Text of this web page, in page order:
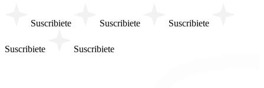
Suscribiete Suscribiete Suscribiete
Suscribiete Suscribiete